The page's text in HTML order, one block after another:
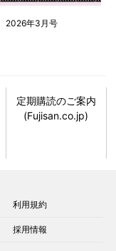
2026年3月号
定期購読のご案内
(Fujisan.co.jp)
利用規約
採用情報